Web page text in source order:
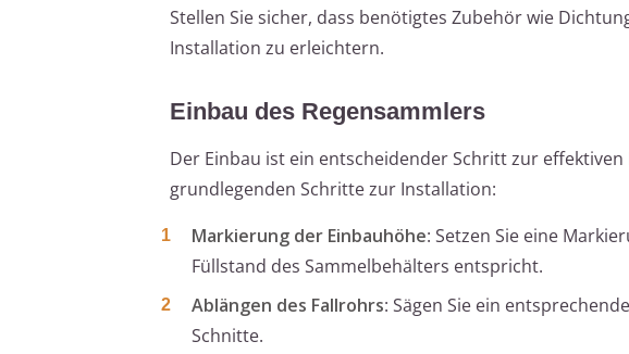
Stellen Sie sicher, dass benötigtes Zubehör wie
Installation zu erleichtern.
Einbau des Regensammlers
Der Einbau ist ein entscheidender Schritt zur
grundlegenden Schritte zur Installation:
Markierung der Einbauhöhe: Setzen Sie eine
Füllstand des Sammelbehälters entspricht.
Ablängen des Fallrohrs: Sägen Sie ein
Schnitte.